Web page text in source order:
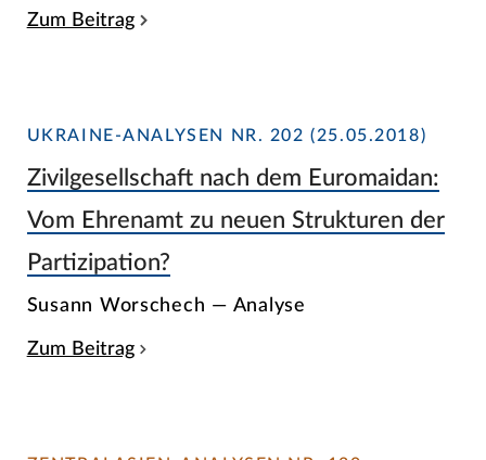
Zum Beitrag
UKRAINE-ANALYSEN NR. 202 (25.05.2018)
Zivilgesellschaft nach dem Euromaidan:
Vom Ehrenamt zu neuen Strukturen der
Partizipation?
Susann Worschech — Analyse
Zum Beitrag